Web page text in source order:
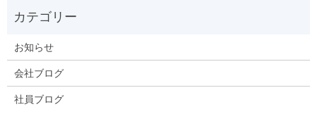
お知らせ
会社ブログ
社員ブログ